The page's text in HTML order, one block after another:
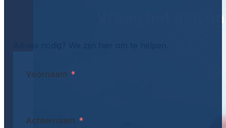
Vraag het aan
Voornaam
Achternaam